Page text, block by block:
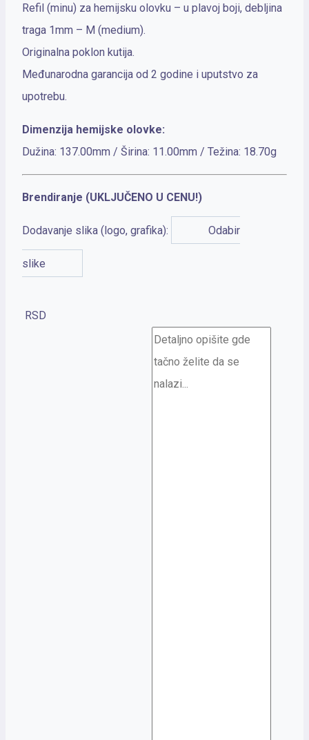
Refil (minu) za hemijsku olovku – u plavoj boji, debljina
traga 1mm – M (medium).
Originalna poklon kutija.
Međunarodna garancija od 2 godine i uputstvo za
upotrebu.
Dimenzija hemijske olovke:
Dužina: 137.00mm / Širina: 11.00mm / Težina: 18.70g
Brendiranje (UKLJUČENO U CENU!)
Dodavanje slika (logo, grafika): Odabir
slike
RSD